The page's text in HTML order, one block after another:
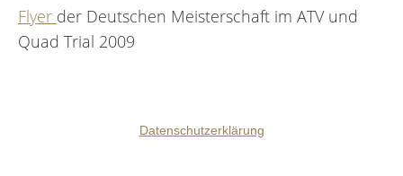
Flyer der Deutschen Meisterschaft im ATV und
Quad Trial 2009
Datenschutzerklärung